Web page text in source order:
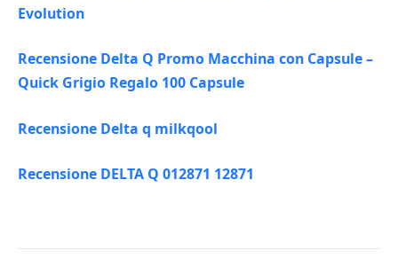
Evolution
Recensione Delta Q Promo Macchina con Capsule –
Quick Grigio Regalo 100 Capsule
Recensione Delta q milkqool
Recensione DELTA Q 012871 12871